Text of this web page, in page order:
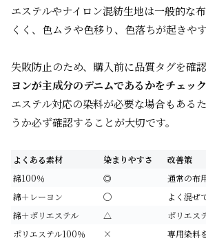
エステルやナイロン混紡生地は一般的な
くく、色ムラや色移り、色落ちが起きやす
失敗防止のため、購入前に品質タグを確認
ヨンが主成分のデニムであるかをチェック
エステル対応の染料が必要な場合もある
うか必ず確認することが大切です。
よくある素材 染まりやすさ
改善策
綿100％
◎
通常の布
綿＋レーヨン
◯
よく混ぜ
綿＋ポリエステル
△
ポリエス
ポリエステル100％
× 専用染料